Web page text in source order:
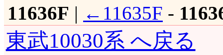
11636F | ←11635F -
東武10030系 へ戻る